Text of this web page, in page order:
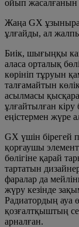
ойып жасалғанын
Жаңа GX
ұлғайды, ал
Биік, шығыңқы
аласа орталық
көрініп тұруын
талғамайтын
асылмасы
ұлғайтылған
еңістермен жүре
GX үшін бірегей
қорғаушы
бөлігіне қарай
тартатын
фаралар да
жүру кезінде
Радиатордың ауа
қозғалтқыштың
арналған.